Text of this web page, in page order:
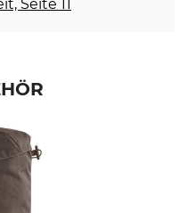
Bügeln
Farbe
Seite 11